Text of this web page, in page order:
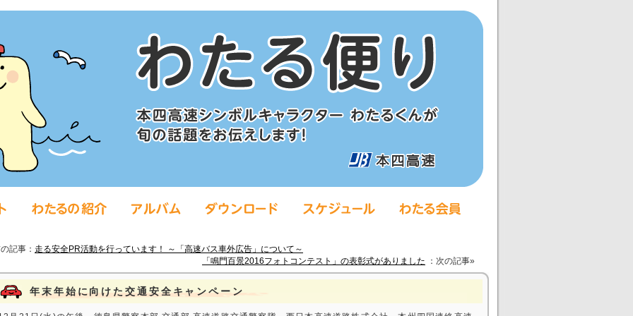
記事： 走る安全PR活動を行っています！ ～「高速バス車外広告」について～
「鳴門百景2016フォトコンテスト」の表彰式がありました ：次の記事»
年末年始に向けた交通安全キャンペーン